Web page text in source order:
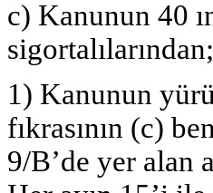
c) Kanunun 40
sigortalılarından;
1) Kanunun
fıkrasının (c)
9/B’de yer alan